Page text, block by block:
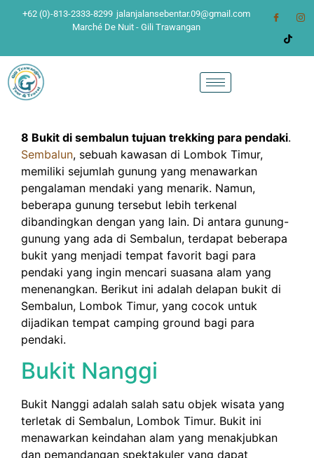
+62 (0)-813-2333-8299 jalanjalansebentar.09@gmail.com
Marché De Nuit - Gili Trawangan
8 Bukit di sembalun tujuan trekking para pendaki.
Sembalun, sebuah kawasan di Lombok Timur,
memiliki sejumlah gunung yang menawarkan
pengalaman mendaki yang menarik. Namun,
beberapa gunung tersebut lebih terkenal
dibandingkan dengan yang lain. Di antara gunung-
gunung yang ada di Sembalun, terdapat beberapa
bukit yang menjadi tempat favorit bagi para
pendaki yang ingin mencari suasana alam yang
menenangkan. Berikut ini adalah delapan bukit di
Sembalun, Lombok Timur, yang cocok untuk
dijadikan tempat camping ground bagi para
pendaki.
Bukit Nanggi
Bukit Nanggi adalah salah satu objek wisata yang
terletak di Sembalun, Lombok Timur. Bukit ini
menawarkan keindahan alam yang menakjubkan
dan pemandangan spektakuler yang dapat